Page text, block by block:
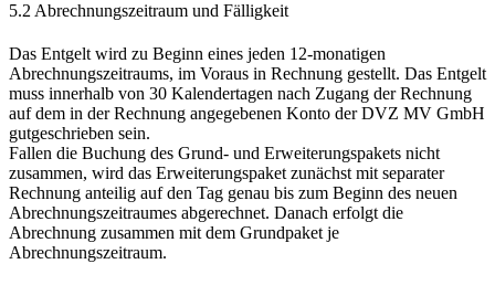
5.2 Abrechnungszeitraum und Fälligkeit
Das Entgelt wird zu Beginn eines jeden 12-monatigen
Abrechnungszeitraums, im Voraus in Rechnung gestellt. Das Entgelt
muss innerhalb von 30 Kalendertagen nach Zugang der Rechnung
auf dem in der Rechnung angegebenen Konto der DVZ MV GmbH
gutgeschrieben sein.
Fallen die Buchung des Grund- und Erweiterungspakets nicht
zusammen, wird das Erweiterungspaket zunächst mit separater
Rechnung anteilig auf den Tag genau bis zum Beginn des neuen
Abrechnungszeitraumes abgerechnet. Danach erfolgt die
Abrechnung zusammen mit dem Grundpaket je
Abrechnungszeitraum.